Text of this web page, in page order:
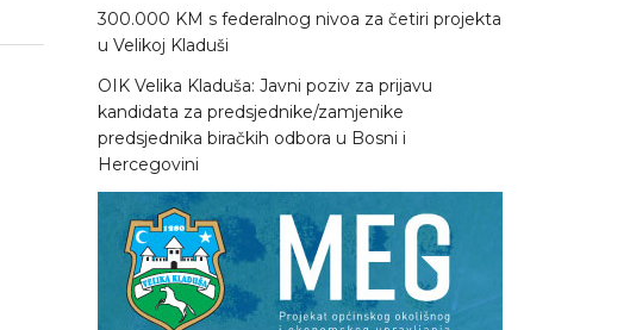
300.000 KM s federalnog nivoa za četiri projekta
u Velikoj Kladuši
OIK Velika Kladuša: Javni poziv za prijavu
kandidata za predsjednike/zamjenike
predsjednika biračkih odbora u Bosni i
Hercegovini